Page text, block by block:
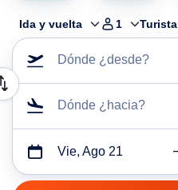
Ida y vuelta 1 Turista
Dónde ¿desde?
Dónde ¿hacia?
Vie, Ago 21